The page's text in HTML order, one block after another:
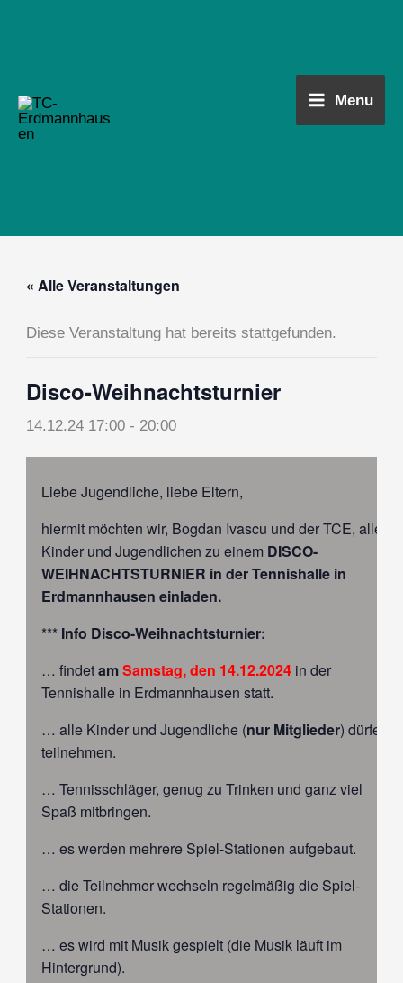
Menu
« Alle Veranstaltungen
Diese Veranstaltung hat bereits stattgefunden.
Disco-Weihnachtsturnier
14.12.24 17:00 - 20:00
Liebe Jugendliche, liebe Eltern,
hiermit möchten wir, Bogdan Ivascu und der TCE, alle
Kinder und Jugendlichen zu einem DISCO-
WEIHNACHTSTURNIER in der Tennishalle in
Erdmannhausen einladen.
*** Info Disco-Weihnachtsturnier:
… findetamSamstag, den 14.12.2024 in der
Tennishalle in Erdmannhausen statt.
… alle Kinder und Jugendliche (nur Mitglieder) dürfen
teilnehmen.
… Tennisschläger, genug zu Trinken und ganz viel
Spaß mitbringen.
… es werden mehrere Spiel-Stationen aufgebaut.
… die Teilnehmer wechseln regelmäßig die Spiel-
Stationen.
… es wird mit Musik gespielt (die Musik läuft im
Hintergrund).